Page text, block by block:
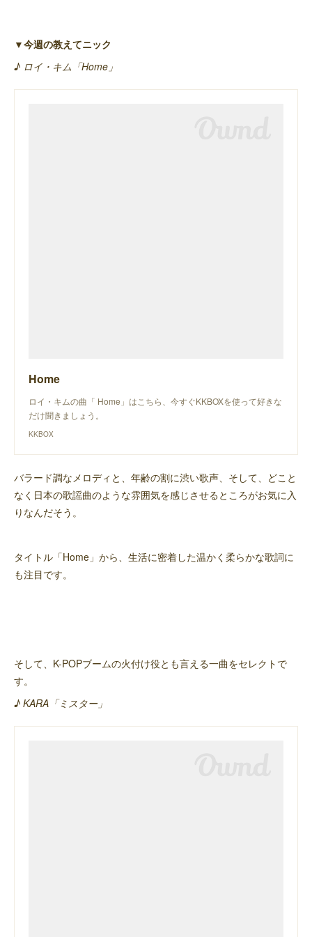
▼今週の教えてニック
♪ ロイ・キム「Home」
Home
ロイ・キムの曲「 Home」はこちら、今すぐKKBOXを使って好きな
だけ聞きましょう。
KKBOX
バラード調なメロディと、年齢の割に渋い歌声、そして、どこと
なく日本の歌謡曲のような雰囲気を感じさせるところがお気に入
りなんだそう。
タイトル「Home」から、生活に密着した温かく柔らかな歌詞に
も注目です。
そして、K-POPブームの火付け役とも言える一曲をセレクトで
す。
♪ KARA「ミスター」